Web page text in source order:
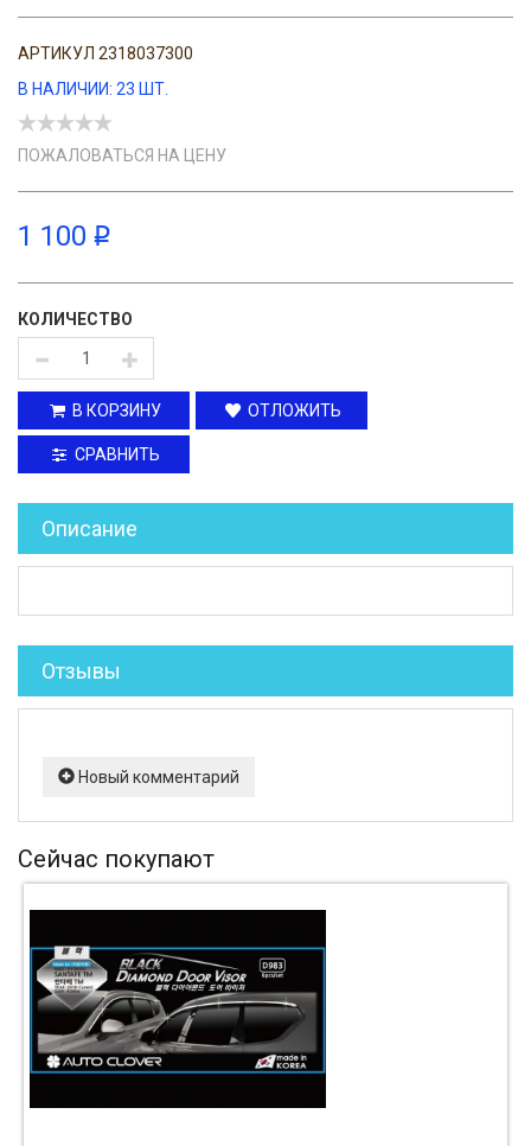
АРТИКУЛ 2318037300
В НАЛИЧИИ: 23 ШТ.
ПОЖАЛОВАТЬСЯ НА ЦЕНУ
1 100 p
КОЛИЧЕСТВО
В КОРЗИНУ ОТЛОЖИТЬ
СРАВНИТЬ
Описание
Отзывы
Новый комментарий
Сейчас покупают